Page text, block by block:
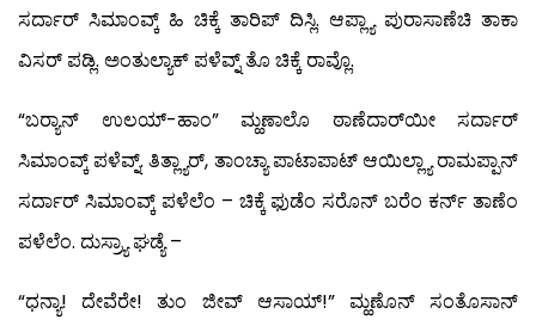
ಸರ್ದಾರ್ ಸಿಮಾಂವ್ಕ್ ಹಿ ಚಿಕ್ಕೆ ತಾರಿಪ್ ದಿಸ್ಲಿ. ಆಪ್ಲ್ಯಾ ಪುರಾಸಾಣೆಚಿ ತಾಕಾ
ವಿಸರ್ ಪಡ್ಲಿ. ಅಂತುಲ್ಯಾಕ್ ಪಳೆವ್ನ್ ತೊ ಚಿಕ್ಕೆ ರಾವ್ಲೊ.
“ಬರ್‍ಯಾನ್ ಉಲಯ್-ಹಾಂ” ಮ್ಹಣಾಲೊ ಠಾಣೆದಾರ್‌ಯೀ ಸರ್ದಾರ್
ಸಿಮಾಂವ್ಕ್ ಪಳೆವ್ನ್. ತಿತ್ಲ್ಯಾರ್, ತಾಂಚ್ಯಾ ಪಾಟಾಪಾಟ್ ಆಯಿಲ್ಲ್ಯಾ ರಾಮಪ್ಪಾನ್
ಸರ್ದಾರ್ ಸಿಮಾಂವ್ಕ್ ಪಳೆಲೆಂ – ಚಿಕ್ಕೆ ಫುಡೆಂ ಸರೊನ್ ಬರೆಂ ಕರ್ನ್ ತಾಣೆಂ
ಪಳೆಲೆಂ. ದುಸ್ರ್ಯಾ ಘಡ್ಯೆ –
“ಧನ್ಯಾ! ದೇವೆರೇ! ತುಂ ಜೀವ್ ಆಸಾಯ್!” ಮ್ಹಣೊನ್ ಸಂತೊಸಾನ್